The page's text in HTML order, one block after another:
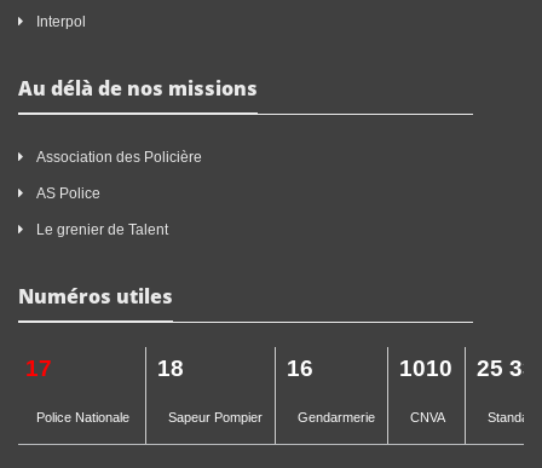
Interpol
Au délà de nos missions
Association des Policière
AS Police
Le grenier de Talent
Numéros utiles
17
Police Nationale
18
Sapeur Pompier
16
Gendarmerie
1010
CNVA
25 33